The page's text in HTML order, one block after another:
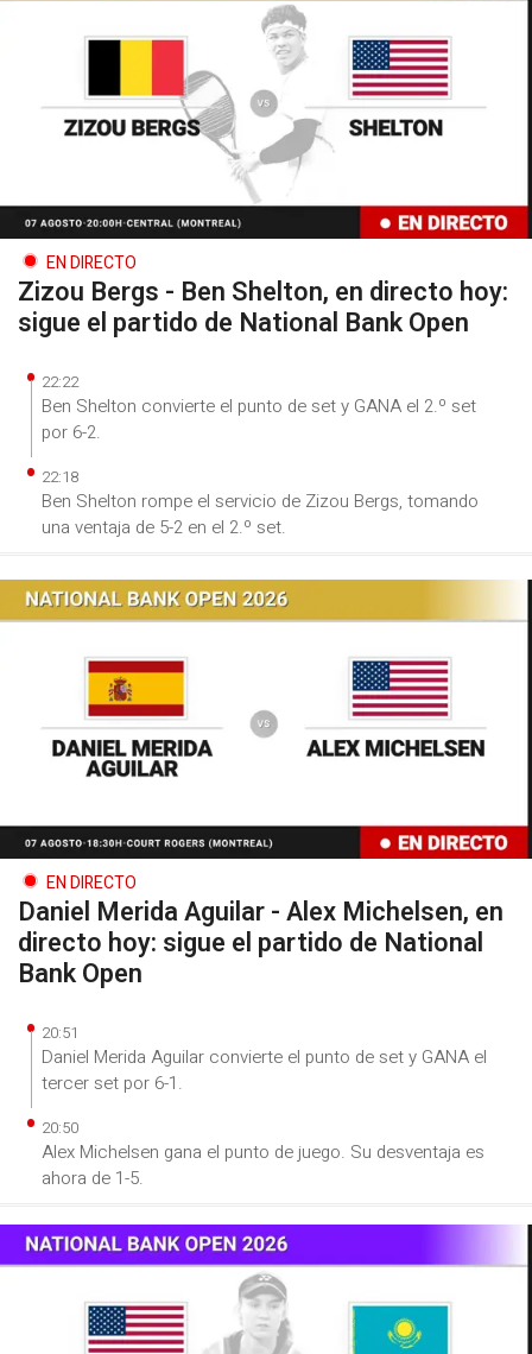
EN DIRECTO
Zizou Bergs - Ben Shelton, en directo hoy:
sigue el partido de National Bank Open
22:22
Ben Shelton convierte el punto de set y GANA el 2.º set
por 6-2.
22:18
Ben Shelton rompe el servicio de Zizou Bergs, tomando
una ventaja de 5-2 en el 2.º set.
EN DIRECTO
Daniel Merida Aguilar - Alex Michelsen, en
directo hoy: sigue el partido de National
Bank Open
20:51
Daniel Merida Aguilar convierte el punto de set y GANA el
tercer set por 6-1.
20:50
Alex Michelsen gana el punto de juego. Su desventaja es
ahora de 1-5.